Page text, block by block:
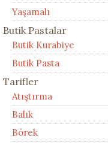
Yaşamalı
Butik Pastalar
Butik Kurabiye
Butik Pasta
Tarifler
Atıştırma
Balık
Börek